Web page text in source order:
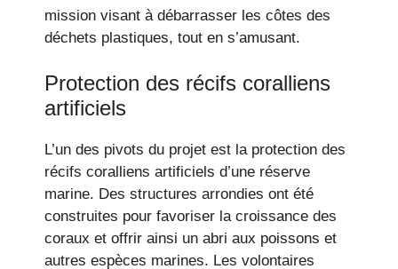
mission visant à débarrasser les côtes des
déchets plastiques, tout en s’amusant.
Protection des récifs coralliens
artificiels
L’un des pivots du projet est la protection des
récifs coralliens artificiels d’une réserve
marine. Des structures arrondies ont été
construites pour favoriser la croissance des
coraux et offrir ainsi un abri aux poissons et
autres espèces marines. Les volontaires